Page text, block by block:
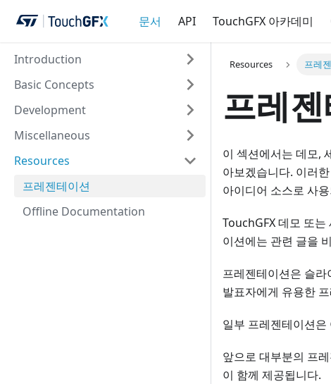
문서 API TouchGFX 아카데미
Introduction
Basic Concepts
Development
Miscellaneous
Resources
프레젠테이션
Offline Documentation
Resources 프레
프레
이 섹션에서는 데모,
아보겠습니다. 이러
아이디어 소스로 사
TouchGFX 데모 또
이션에는 관련 글을
프레젠테이션은 슬라
발표자에게 유용한
일부 프레젠테이션
앞으로 대부분의 프
이 함께 제공됩니다.